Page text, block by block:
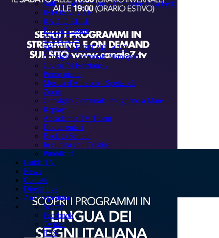
Sulla via di Emmaus - Domande sulla Fede
INFOSALUTE
RADIO ELLE
Buona Visione
CIVICO 74
SPECIALE BIT MILANO
Consiglio Comunale Monopoli
Civico 74 Edizione 2
Primo piano
Musica d'Attracco - Spettacoli
Zoom
Consiglio Comunale Polignano a Mare
Replay
Accademia TV Talent
Documentari
Back to School
In cucina con Cristina
Pubblicità
Guida TV
News
Contatti
Dirette live
Area copertura
Search
Facebook
Twitter
RSS